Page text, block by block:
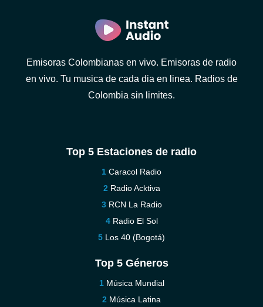
Emisoras Colombianas en vivo. Emisoras de radio
en vivo. Tu musica de cada dia en linea. Radios de
Colombia sin limites.
Top 5 Estaciones de radio
Caracol Radio
Radio Acktiva
RCN La Radio
Radio El Sol
Los 40 (Bogotá)
Top 5 Géneros
Música Mundial
Música Latina